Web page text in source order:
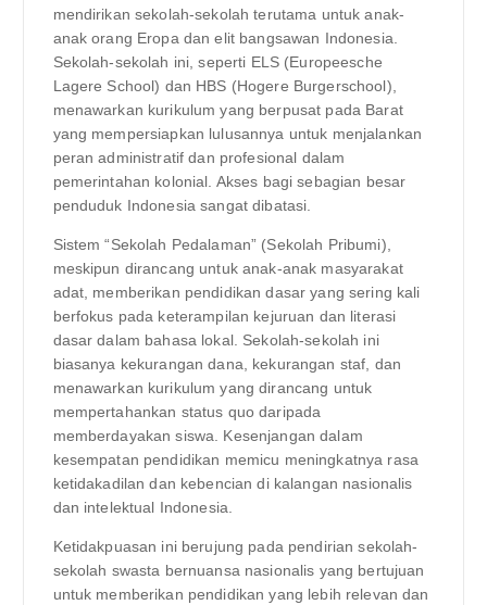
mendirikan sekolah-sekolah terutama untuk anak-
anak orang Eropa dan elit bangsawan Indonesia.
Sekolah-sekolah ini, seperti ELS (Europeesche
Lagere School) dan HBS (Hogere Burgerschool),
menawarkan kurikulum yang berpusat pada Barat
yang mempersiapkan lulusannya untuk menjalankan
peran administratif dan profesional dalam
pemerintahan kolonial. Akses bagi sebagian besar
penduduk Indonesia sangat dibatasi.
Sistem “Sekolah Pedalaman” (Sekolah Pribumi),
meskipun dirancang untuk anak-anak masyarakat
adat, memberikan pendidikan dasar yang sering kali
berfokus pada keterampilan kejuruan dan literasi
dasar dalam bahasa lokal. Sekolah-sekolah ini
biasanya kekurangan dana, kekurangan staf, dan
menawarkan kurikulum yang dirancang untuk
mempertahankan status quo daripada
memberdayakan siswa. Kesenjangan dalam
kesempatan pendidikan memicu meningkatnya rasa
ketidakadilan dan kebencian di kalangan nasionalis
dan intelektual Indonesia.
Ketidakpuasan ini berujung pada pendirian sekolah-
sekolah swasta bernuansa nasionalis yang bertujuan
untuk memberikan pendidikan yang lebih relevan dan